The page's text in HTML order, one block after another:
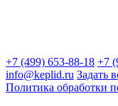
+7 (499) 653-88-18 +7
info@keplid.ru Задать
Политика обработки